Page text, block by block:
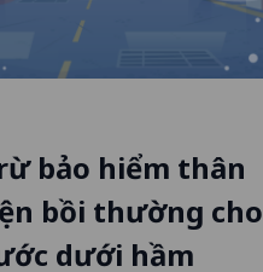
bảo hiểm thân
bồi thường cho
dưới hầm